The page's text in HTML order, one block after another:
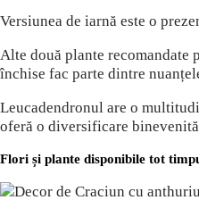
Versiunea de iarnă este o
Alte două plante recomandate
închise fac parte dintre
Leucadendronul are o
oferă o diversificare
Flori și plante disponibile tot